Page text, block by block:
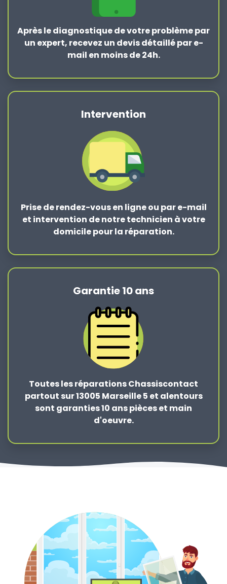
Après lediagnostique de votre problèmepar
un expert, recevez un devis détaillé par e-
mail en moins de 24h.
Intervention
Prise de rendez-vous en ligne ou par e-mail
et intervention de notre technicien à votre
domicile pour la réparation.
Garantie 10 ans
Toutes les réparations Chassiscontact
partout sur 13005 Marseille 5 et alentours
sont garanties 10 ans pièces et main
d'oeuvre.